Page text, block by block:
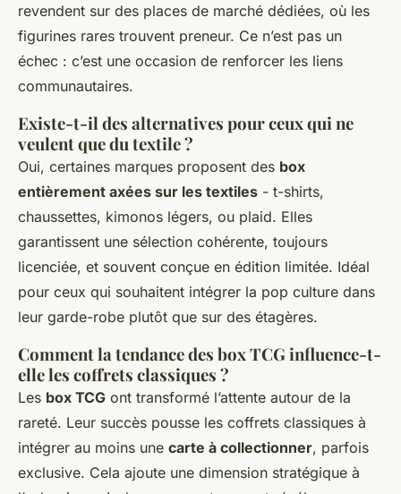
revendent sur des places de marché dédiées, où les
figurines rares trouvent preneur. Ce n’est pas un
échec : c’est une occasion de renforcer les liens
communautaires.
Existe-t-il des alternatives pour ceux qui ne
veulent que du textile ?
Oui, certaines marques proposent des box
entièrement axées sur les textiles - t-shirts,
chaussettes, kimonos légers, ou plaid. Elles
garantissent une sélection cohérente, toujours
licenciée, et souvent conçue en édition limitée. Idéal
pour ceux qui souhaitent intégrer la pop culture dans
leur garde-robe plutôt que sur des étagères.
Comment la tendance des box TCG influence-t-
elle les coffrets classiques ?
Les box TCG ont transformé l’attente autour de la
rareté. Leur succès pousse les coffrets classiques à
intégrer au moins une carte à collectionner, parfois
exclusive. Cela ajoute une dimension stratégique à